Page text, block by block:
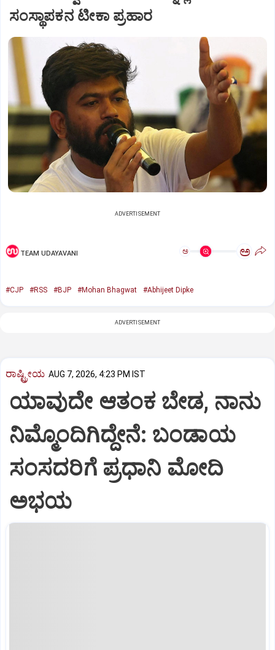
ಸಂಸ್ಥಾಪಕನ ಟೀಕಾ ಪ್ರಹಾರ
ADVERTISEMENT
TEAM UDAYAVANI ಅ ಅ
#CJP #RSS #BJP #Mohan Bhagwat #Abhijeet Dipke
ADVERTISEMENT
ರಾಷ್ಟ್ರೀಯ AUG 7, 2026, 4:23 PM IST
ಯಾವುದೇ ಆತಂಕ ಬೇಡ, ನಾನು
ನಿಮ್ಮೊಂದಿಗಿದ್ದೇನೆ: ಬಂಡಾಯ
ಸಂಸದರಿಗೆ ಪ್ರಧಾನಿ ಮೋದಿ
ಅಭಯ